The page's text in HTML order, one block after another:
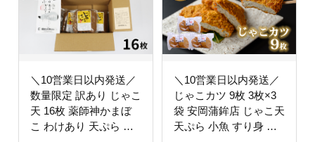
＼10営業日以内発送／
数量限定 訳あり じゃこ
天 16枚 薬師神かまぼ
こ わけあり 天ぷら 小
＼10営業日以内発送／
じゃこカツ 9枚 3枚×3
袋 安岡蒲鉾店 じゃこ天
天ぷら 小魚 すり身 練